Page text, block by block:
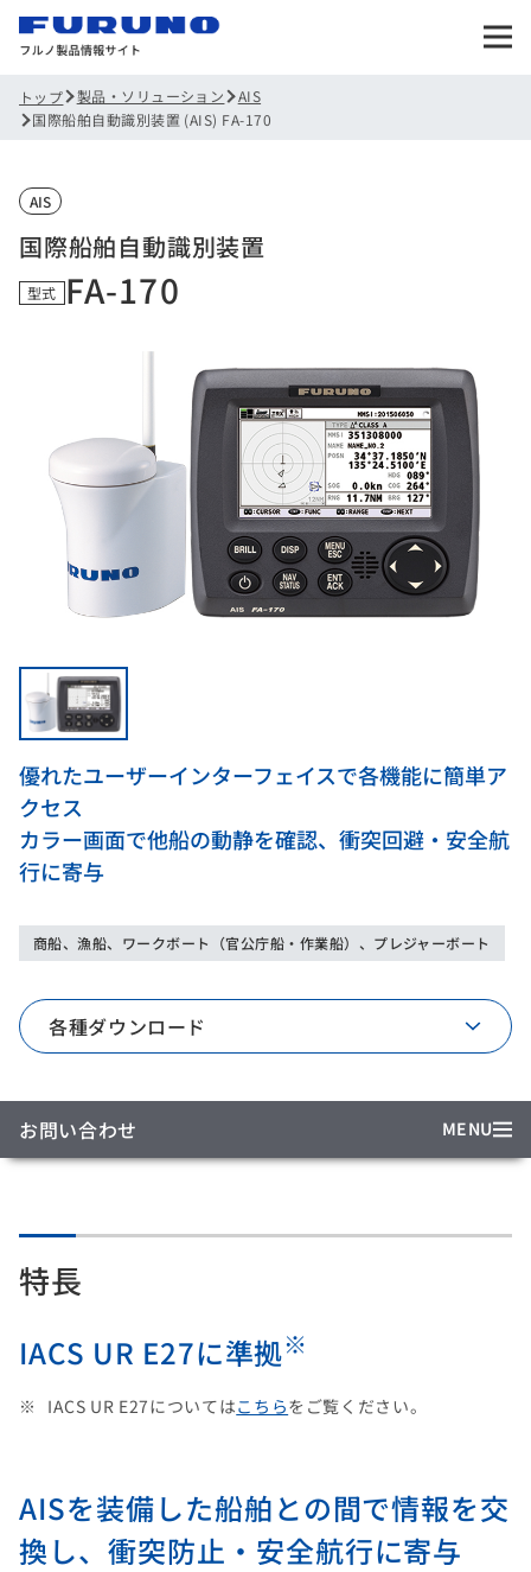
トップ 製品・ソリューション
AIS
国際船舶自動識別装置 (AIS) FA-170
AIS
国際船舶自動識別装置
型式 FA-170
優れたユーザーインターフェイスで各機能に簡単ア
クセス
カラー画面で他船の動静を確認、衝突回避・安全航
行に寄与
商船、漁船、ワークボート（官公庁船・作業船）、プレジャーボート
各種ダウンロード
お問い合わせ MENU
特長
IACS UR E27に準拠※
IACS UR E27についてはこちらをご覧ください。
AISを装備した船舶との間で情報を交
換し、衝突防止・安全航行に寄与